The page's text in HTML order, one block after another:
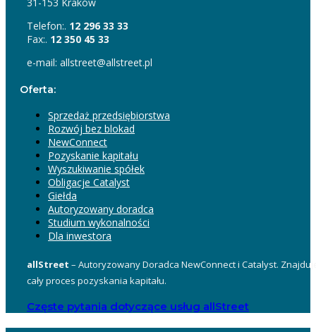
Telefon:. 12 296 33 33
Fax:. 12 350 45 33
e-mail: allstreet@allstreet.pl
Oferta:
Sprzedaż przedsiębiorstwa
Rozwój bez blokad
NewConnect
Pozyskanie kapitału
Wyszukiwanie spółek
Obligacje Catalyst
Giełda
Autoryzowany doradca
Studium wykonalności
Dla inwestora
allStreet – Autoryzowany Doradca NewConnect i Catalyst.
cały proces pozyskania kapitału.
Częste pytania dotyczące usług allStreet